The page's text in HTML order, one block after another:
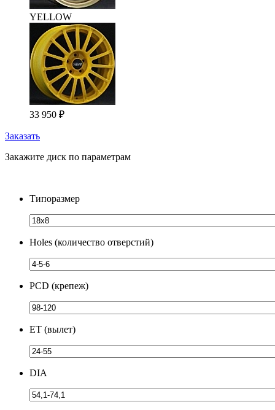
YELLOW
33 950 ₽
Заказать
Закажите диск по параметрам
Типоразмер
Holes (количество отверстий)
PCD (крепеж)
ЕТ (вылет)
DIA